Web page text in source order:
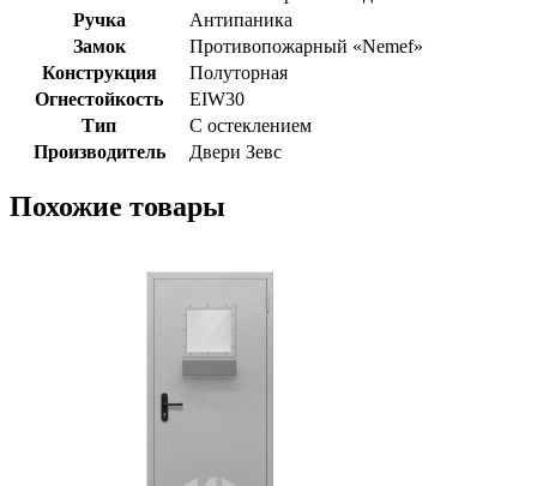
Ручка
Антипаника
Замок
Противопожарный «Nemef»
Конструкция
Полуторная
Огнестойкость
EIW30
Тип
С остеклением
Производитель
Двери Зевс
Похожие товары